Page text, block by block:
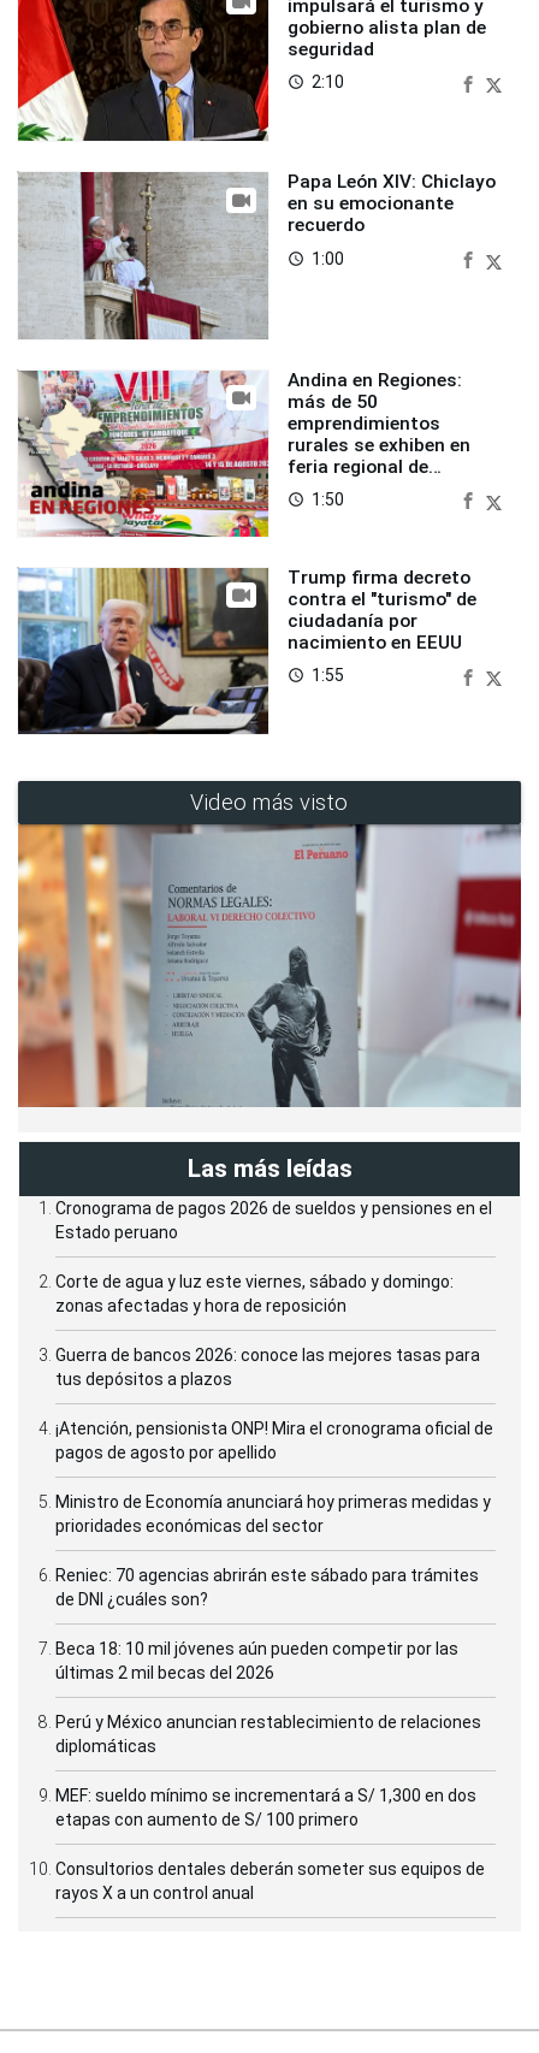
impulsará el turismo y
gobierno alista plan de
seguridad
access_time 2:10
Papa León XIV: Chiclayo
en su emocionante
recuerdo
access_time 1:00
Andina en Regiones:
más de 50
emprendimientos
rurales se exhiben en
feria regional de
Foncodes
access_time 1:50
Trump firma decreto
contra el "turismo" de
ciudadanía por
nacimiento en EEUU
access_time 1:55
Video más visto
Las más leídas
Cronograma de pagos 2026 de sueldos y pensiones en el
Estado peruano
Corte de agua y luz este viernes, sábado y domingo:
zonas afectadas y hora de reposición
Guerra de bancos 2026: conoce las mejores tasas para
tus depósitos a plazos
¡Atención, pensionista ONP! Mira el cronograma oficial de
pagos de agosto por apellido
Ministro de Economía anunciará hoy primeras medidas y
prioridades económicas del sector
Reniec: 70 agencias abrirán este sábado para trámites
de DNI ¿cuáles son?
Beca 18: 10 mil jóvenes aún pueden competir por las
últimas 2 mil becas del 2026
Perú y México anuncian restablecimiento de relaciones
diplomáticas
MEF: sueldo mínimo se incrementará a S/ 1,300 en dos
etapas con aumento de S/ 100 primero
Consultorios dentales deberán someter sus equipos de
rayos X a un control anual